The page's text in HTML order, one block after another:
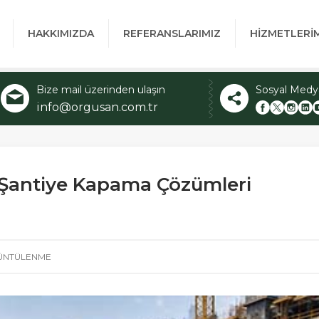
HAKKIMIZDA REFERANSLARIMIZ
Bize mail üzerinden ulaşın
info@orgusan.com.tr
Sosyal
Kapama Çözümleri